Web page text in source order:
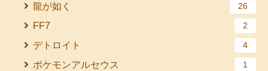
龍が如く 26
FF7 2
デトロイト 4
ポケモンアルセウス 1